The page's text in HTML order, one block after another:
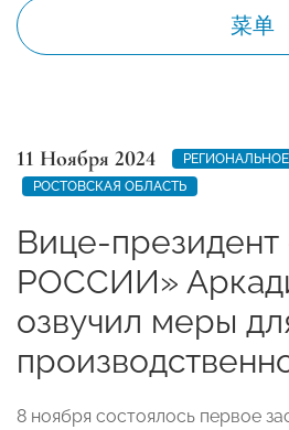
菜单
11 Ноября 2024
РОСТОВСКАЯ ОБЛАСТЬ
Вице-
РОССИИ»
озвучил меры
8 ноября состоялось первое